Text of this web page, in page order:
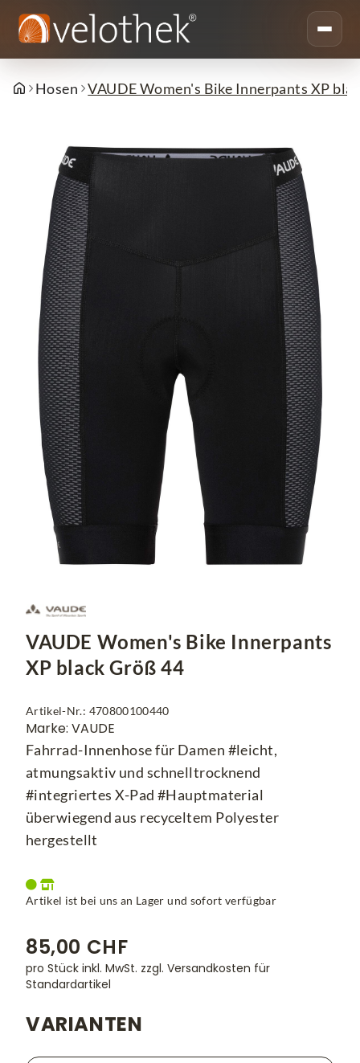
Hosen VAUDE Women's Bike Innerpants XP
VAUDE Women's Bike Innerpants
XP black Größ 44
Artikel-Nr.: 470800100440
Marke: VAUDE
Fahrrad-Innenhose für Damen #leicht,
atmungsaktiv und schnelltrocknend
#integriertes X-Pad #Hauptmaterial
überwiegend aus recyceltem Polyester
hergestellt
Artikel ist bei uns an Lager und sofort verfügbar
85,00 CHF
pro Stück inkl. MwSt. zzgl. Versandkosten für
Standardartikel
VARIANTEN